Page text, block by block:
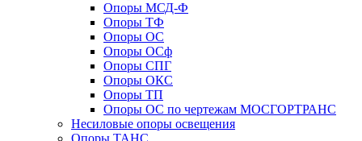
Опоры МСД-Ф
Опоры ТФ
Опоры ОС
Опоры ОСф
Опоры СПГ
Опоры ОКС
Опоры ТП
Опоры ОС по чертежам МОСГОРТРАНС
Несиловые опоры освещения
Опоры ТАНС